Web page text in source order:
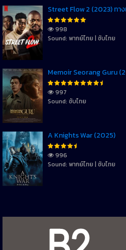
Street Flow 2 (2023) ทา
998
Sound: พากย์ไทย | ซับไทย
Memoir Seorang Guru
997
Sound: ซับไทย
A Knights War (2025)
996
Sound: พากย์ไทย | ซับไทย